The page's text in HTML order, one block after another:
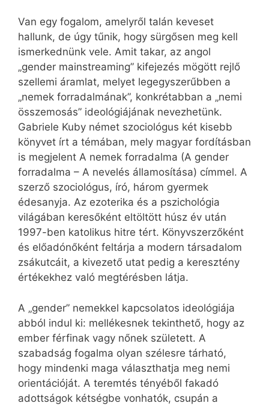
Van egy fogalom, amelyről talán keveset
hallunk, de úgy tűnik, hogy sürgősen meg kell
ismerkednünk vele. Amit takar, az angol
„gender mainstreaming” kifejezés mögött rejlő
szellemi áramlat, melyet legegyszerűbben a
„nemek forradalmának”, konkrétabban a „nemi
összemosás” ideológiájának nevezhetünk.
Gabriele Kuby német szociológus két kisebb
könyvet írt a témában, mely magyar fordításban
is megjelent A nemek forradalma (A gender
forradalma – A nevelés államosítása) címmel. A
szerző szociológus, író, három gyermek
édesanyja. Az ezoterika és a pszichológia
világában keresőként eltöltött húsz év után
1997-ben katolikus hitre tért. Könyvszerzőként
és előadónőként feltárja a modern társadalom
zsákutcáit, a kivezető utat pedig a keresztény
értékekhez való megtérésben látja.
A „gender” nemekkel kapcsolatos ideológiája
abból indul ki: mellékesnek tekinthető, hogy az
ember férfinak vagy nőnek született. A
szabadság fogalma olyan szélesre tárható,
hogy mindenki maga választhatja meg nemi
orientációját. A teremtés tényéből fakadó
adottságok kétségbe vonhatók, csupán a